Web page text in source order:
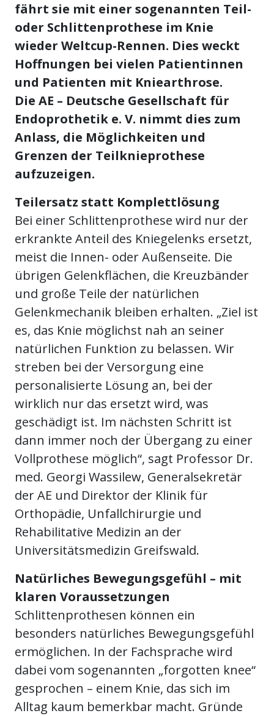
fährt sie mit einer sogenannten Teil-
oder Schlittenprothese im Knie
wieder Weltcup-Rennen. Dies weckt
Hoffnungen bei vielen Patientinnen
und Patienten mit Kniearthrose.
Die AE – Deutsche Gesellschaft für
Endoprothetik e. V. nimmt dies zum
Anlass, die Möglichkeiten und
Grenzen der Teilknieprothese
aufzuzeigen.
Teilersatz statt Komplettlösung
Bei einer Schlittenprothese wird nur der
erkrankte Anteil des Kniegelenks ersetzt,
meist die Innen- oder Außenseite. Die
übrigen Gelenkflächen, die Kreuzbänder
und große Teile der natürlichen
Gelenkmechanik bleiben erhalten. „Ziel ist
es, das Knie möglichst nah an seiner
natürlichen Funktion zu belassen. Wir
streben bei der Versorgung eine
personalisierte Lösung an, bei der
wirklich nur das ersetzt wird, was
geschädigt ist. Im nächsten Schritt ist
dann immer noch der Übergang zu einer
Vollprothese möglich“, sagt Professor Dr.
med. Georgi Wassilew, Generalsekretär
der AE und Direktor der Klinik für
Orthopädie, Unfallchirurgie und
Rehabilitative Medizin an der
Universitätsmedizin Greifswald.
Natürliches Bewegungsgefühl – mit
klaren Voraussetzungen
Schlittenprothesen können ein
besonders natürliches Bewegungsgefühl
ermöglichen. In der Fachsprache wird
dabei vom sogenannten „forgotten knee“
gesprochen – einem Knie, das sich im
Alltag kaum bemerkbar macht. Gründe